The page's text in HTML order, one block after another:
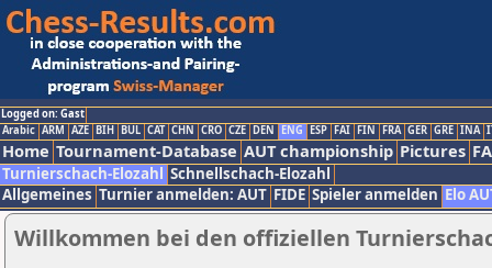
Logged on: Gast
Arabic ARM AZE BIH BUL CAT CHN CRO CZE DEN ENG ESP FAI FIN FRA GER GRE INA
Home Tournament-Database AUT championship Pictures
Turnierschach-Elozahl Schnellschach-Elozahl
Allgemeines Turnier anmelden: AUT FIDE Spieler anmelden Elo
Willkommen bei den offiziellen